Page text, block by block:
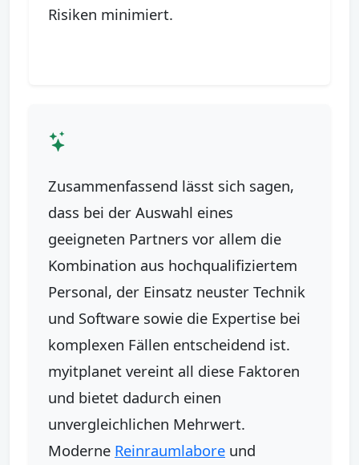
Risiken minimiert.
Zusammenfassend lässt sich sagen,
dass bei der Auswahl eines
geeigneten Partners vor allem die
Kombination aus hochqualifiziertem
Personal, der Einsatz neuster Technik
und Software sowie die Expertise bei
komplexen Fällen entscheidend ist.
myitplanet vereint all diese Faktoren
und bietet dadurch einen
unvergleichlichen Mehrwert.
Moderne Reinraumlabore und